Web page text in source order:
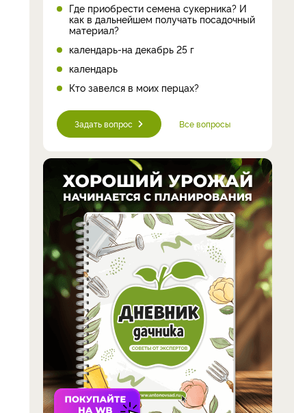
Где приобрести семена сукерника? И
как в дальнейшем получать посадочный
материал?
календарь-на декабрь 25 г
календарь
Кто завелся в моих перцах?
Задать вопрос Все вопросы